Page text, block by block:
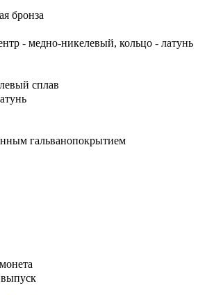
бронза
- медно-никелевый, кольцо - латунь
сплав
гальванопокрытием